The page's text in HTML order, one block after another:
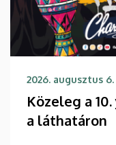
2026. augusztus 6.
Közeleg a
a láthatáron